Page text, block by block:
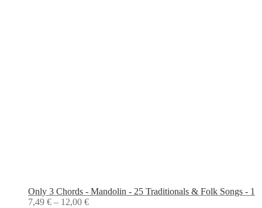
Only 3 Chords - Mandolin - 25 Traditionals & Folk Songs - 1
7,49 € – 12,00 €